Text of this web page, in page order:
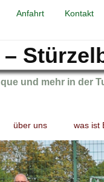
Anfahrt Kontakt
–
und mehr in der
über uns was ist